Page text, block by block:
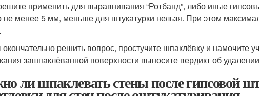
применить для выравнивания “Ротбанд”, либо иные
менее 5 мм, меньше для штукатурки нельзя. При этом
решить вопрос, простучите шпаклёвку и намочите
зашпаклёванной поверхности выносите вердикт об
ли шпаклевать стены после гипсовой